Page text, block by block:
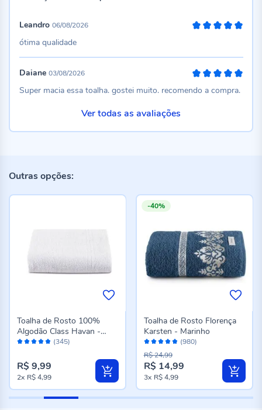
Leandro 06/08/2026
ótima qualidade
Daiane 03/08/2026
Super macia essa toalha. gostei muito. recomendo a compra.
Ver todas as avaliações
Outras opções:
Avaliação: (345)
Toalha de Rosto 100%
Algodão Class Havan -
Branco
R$ 9,99
2x R$ 4,99
-40%
Avaliação:
96%
(980)
Toalha de Rosto Florença
Karsten - Marinho
Preço
especial
R$ 14,99
R$ 24,99
3x R$ 4,99